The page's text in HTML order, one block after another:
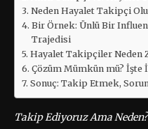
Neden Hayalet Takipçi
Bir Örnek: Ünlü Bir
Trajedisi
Hayalet Takipçiler Neden
Çözüm Mümkün mü? İşte
Sonuç: Takip Etmek,
Takip Ediyoruz Ama